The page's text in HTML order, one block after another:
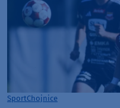
SportChojnice